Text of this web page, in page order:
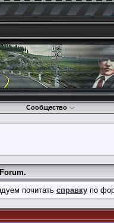
Сообщество
почитать справку по